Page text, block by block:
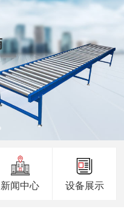
新闻中心 设备展示